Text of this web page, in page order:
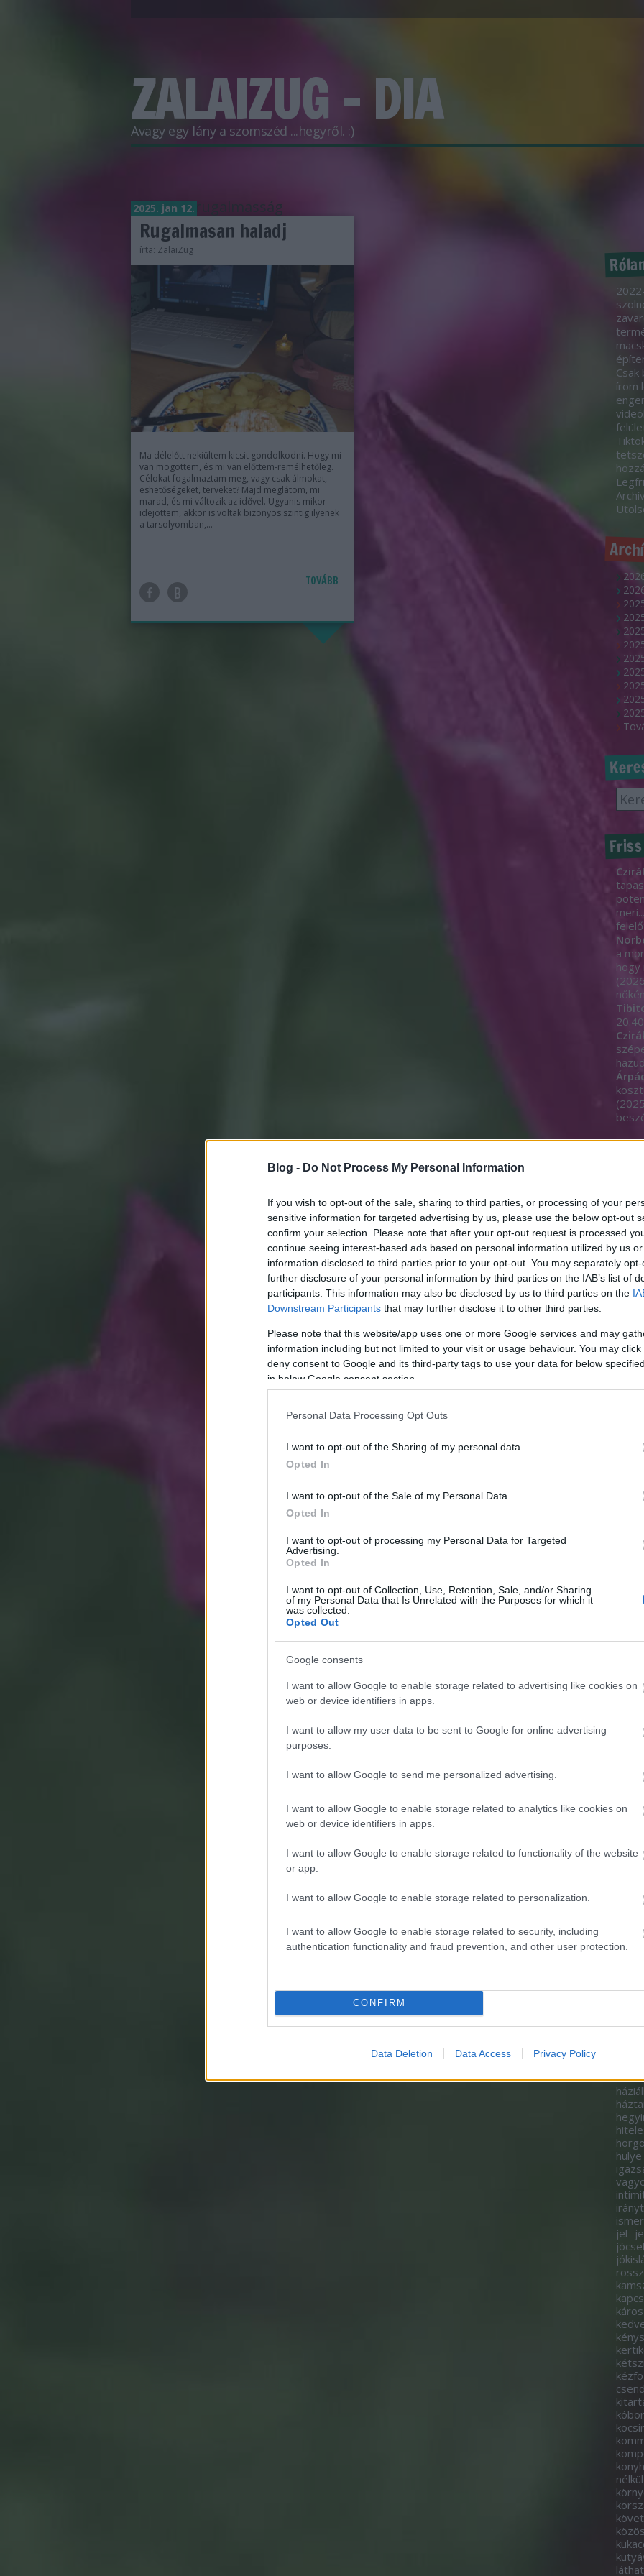
Blog - Do Not Process My Personal Information
If you wish to opt-out of the sale, sharing to third parties, or processing of your
sensitive information for targeted advertising by us, please use the below opt-out
confirm your selection. Please note that after your opt-out request is processed
continue seeing interest-based ads based on personal information utilized by us
information disclosed to third parties prior to your opt-out. You may separately
further disclosure of your personal information by third parties on the IAB’s list of
participants. This information may also be disclosed by us to third parties on the
Downstream Participants that may further disclose it to other third parties.
Please note that this website/app uses one or more Google services and may
information including but not limited to your visit or usage behaviour. You may
deny consent to Google and its third-party tags to use your data for below
in below Google consent section.
Personal Data Processing Opt Outs
I want to opt-out of the Sharing of my personal data.
Opted In
I want to opt-out of the Sale of my Personal Data.
Opted In
I want to opt-out of processing my Personal Data for Targeted
Advertising.
Opted In
I want to opt-out of Collection, Use, Retention, Sale, and/or Sharing
of my Personal Data that Is Unrelated with the Purposes for which it
was collected.
Opted Out
Google consents
I want to allow Google to enable storage related to advertising like cookies on
web or device identifiers in apps.
I want to allow my user data to be sent to Google for online advertising
purposes.
I want to allow Google to send me personalized advertising.
I want to allow Google to enable storage related to analytics like cookies on
web or device identifiers in apps.
I want to allow Google to enable storage related to functionality of the website
or app.
I want to allow Google to enable storage related to personalization.
I want to allow Google to enable storage related to security, including
authentication functionality and fraud prevention, and other user protection.
CONFIRM
Data Deletion Data Access Privacy Policy
ZALAIZUG - DIA
Avagy egy lány a szomszéd ...hegyről. :)
Címkék»rugalmasság
2025. jan 12.
Rugalmasan haladj
írta: ZalaiZug
Ma délelőtt nekiültem kicsit gondolkodni. Hogy mi
van mögöttem, és mi van előttem-remélhetőleg.
Célokat fogalmaztam meg, vagy csak álmokat,
eshetőségeket, terveket? Majd meglátom, mi
marad, és mi változik az idővel. Ugyanis mikor
idejöttem, akkor is voltak bizonyos szintig ilyenek
a tarsolyomban,…
TOVÁBB
írom
merí...
a
hogy
(
20:40
(
11.11
üveg
első
esély
hülye
jel
rossz
káros
csend
kóbor
nélkül